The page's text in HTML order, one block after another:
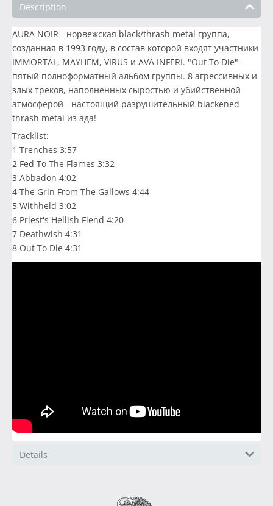
Description
AURA NOIR - норвежская black/thrash metal группа,
созданная в 1993 году, в состав которой входят участники
IMMORTAL, MAYHEM, VIRUS и AVA INFERI. "Out To Die" -
пятый полноформатный альбом группы. 8 агрессивных и
злых треков, наполненных сыростью и убийственной
атмосферой - настоящий разрушительный blackened
thrash metal из ада!
Tracklist:
1 Trenches 3:57
2 Fed To The Flames 3:32
3 Abbadon 4:02
4 The Grin From The Gallows 4:44
5 Withheld 3:02
6 Priest's Hellish Fiend 4:20
7 Deathwish 4:31
8 Out To Die 4:31
Details